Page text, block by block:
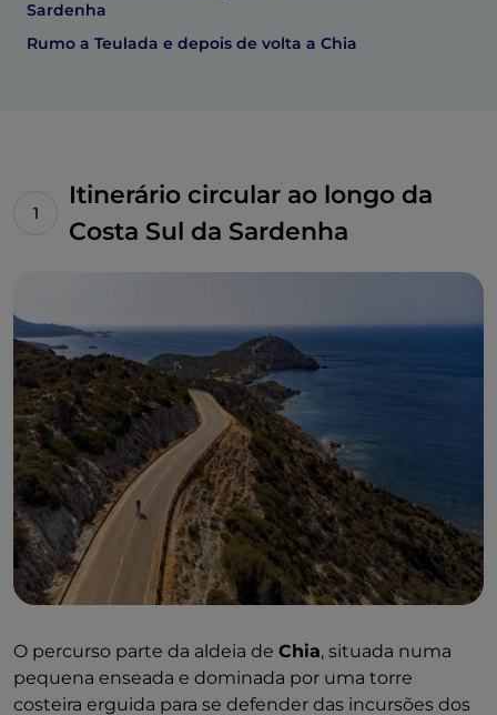
Sardenha
Rumo a Teulada e depois de volta a Chia
Itinerário circular ao longo da
Costa Sul da Sardenha
O percurso parte da aldeia de Chia, situada numa
pequena enseada e dominada por uma torre
costeira erguida para se defender das incursões dos